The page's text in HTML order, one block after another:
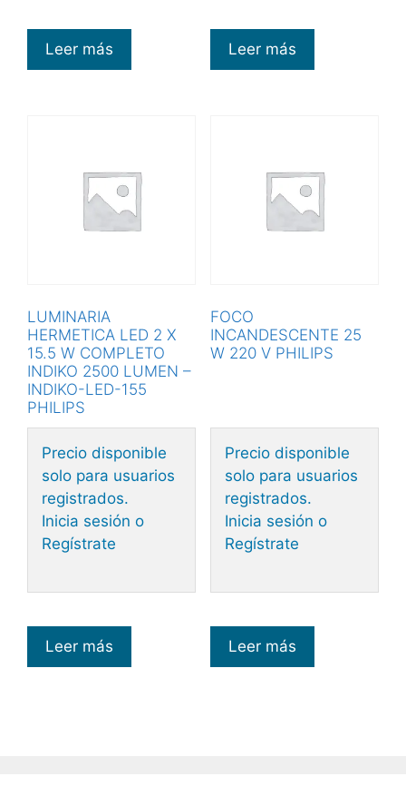
Leer más Leer más
LUMINARIA
HERMETICA LED 2 X
15.5 W COMPLETO
INDIKO 2500 LUMEN –
INDIKO-LED-155
PHILIPS
Precio disponible
solo para usuarios
registrados.
Inicia sesión o
Regístrate
Leer más
FOCO
INCANDESCENTE 25
W 220 V PHILIPS
Precio disponible
solo para usuarios
registrados.
Inicia sesión o
Regístrate
Leer más